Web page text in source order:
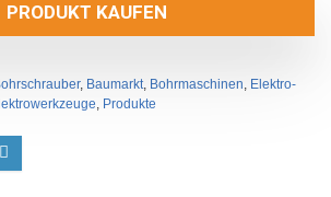
PRODUKT KAUFEN
, Baumarkt, Bohrmaschinen, Elektro-
, Produkte